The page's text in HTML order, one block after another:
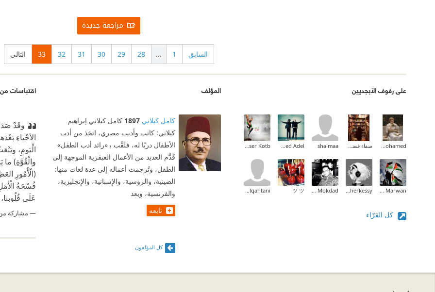
مراجعة جديدة
السابق 1
...
28
29
30
31
32
33 التالي
على رفوف الأبجديين
Aliaa Mohamed صفاء فضلاوي shaimaa
Ahmed Adel
Yasser Kotb
Ahlam Marwan
Istabraq Al-Cherkessy
Wesam Al Mokdad
ツ ツ
wedad alqahtani
كل القرّاء
المؤلف
كامل كيلاني 1897 كامل كيلاني إبراهيم
كيلاني: كاتب وأديب مصري، اتخذ من أدب
الأطفال دربًا له، فلقِّب ﺑ «رائد أدب الطفل»
قَدَّم العديد من الأعمال العبقرية الموجهة إلى
الطفل، وتُرجمت أعماله إلى عدة لغات منها:
الصينية، والروسية، والإسبانية، والإنجليزية،
والفرنسية، ويعد
تابعه
كل المؤلفون
اقتباسات
وقَدْ
الأحْياءِ
الْيَومِ،
والْقُوَّةِ) ما
(الْأُمُورِ
فُسْحَةُ
عَلَى
مشاركة